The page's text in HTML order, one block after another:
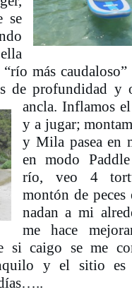
se
más
de profundidad y
ancla. Inflamos
y a jugar;
y Mila pasea en
en modo
río, veo 4
montón de peces
nadan a mi
me hace
si caigo se me
y el sitio